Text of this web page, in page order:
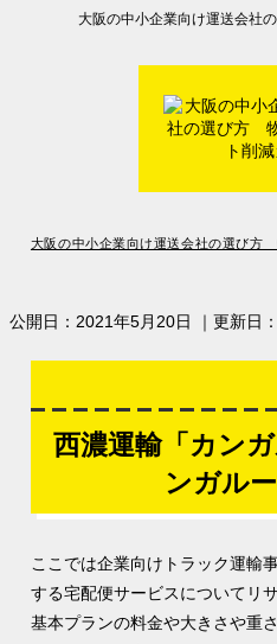
大阪の中小企業向け運送会社
大阪の中小企業向け運送会社の選び方
公開日： 2021年5月20日 ｜更新日：
西濃運輸「カン
ンガルー
ここでは企業向けトラック運輸
する宅配便サービスについてリ
基本プランの料金や大きさや重